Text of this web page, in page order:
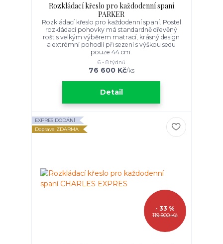
Rozkládací křeslo pro každodenní spaní
PARKER
Rozkládací křeslo pro každodenní spaní. Postel
rozkládací pohovky má standardně dřevěný
rošt s velkým výběrem matrací, krásný design
a extrémní pohodlí při sezení s výškou sedu
pouze 44 cm.
76 600 Kč/ks
6 - 8 týdnů
Detail
EXPRES DODÁNÍ
Doprava ZDARMA
119 900 Kč
- 33 %